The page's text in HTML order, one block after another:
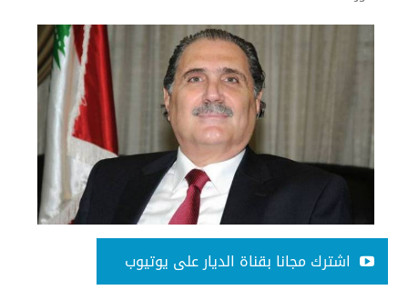
اشترك مجانا بقناة الديار على يوتيوب